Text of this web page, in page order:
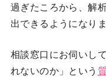
過ぎたころから、解
出できるようになりま
相談窓口にお伺いし
れないのか」という